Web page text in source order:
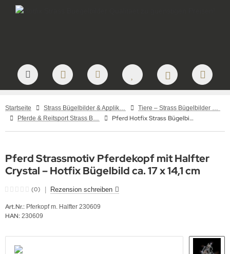
Startseite Strass Bügelbilder & Applikationen zum Aufbügeln
Tiere – Strass Bügelbilder & Motive
Pferde & Reitsport Strass Bügelbilder – Hotfix Applikationen für Pferdefreunde
Pferd Hotfix Strass Bügelbild Pferdekopf mit Halfter Crystal 230609 Applikation Strassmotiv
Pferd Strassmotiv Pferdekopf mit Halfter
Crystal – Hotfix Bügelbild ca. 17 x 14,1 cm
(0) Rezension schreiben
Art.Nr.: Pferkopf m. Halfter 230609
HAN: 230609